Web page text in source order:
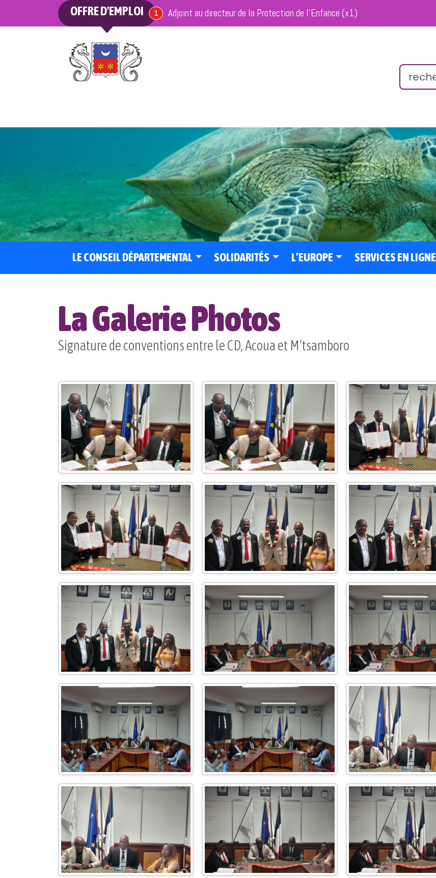
OFFRE D'EMPLOI 1offre en cours
Adjoint au directeur de la Protection de l’Enfance (x1)
LE CONSEIL DÉPARTEMENTAL SOLIDARITÉS L’EUROPE SERVICES EN LIGNE
La Galerie Photos
Signature de conventions entre le CD, Acoua et M’tsamboro